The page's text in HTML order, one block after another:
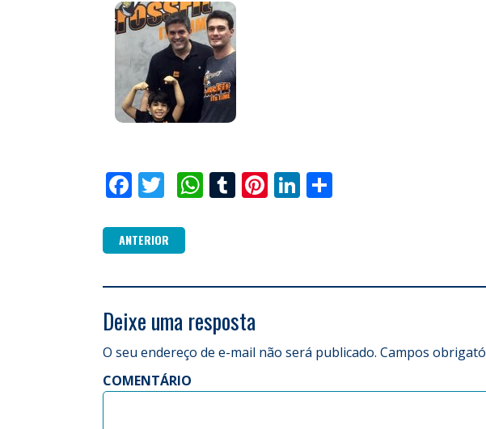
Facebook
TwitterWhatsApp
TumblrPinterestLinkedIn
ANTERIOR
Deixe uma resposta
O seu endereço de e-mail não será publicado. Campos
COMENTÁRIO